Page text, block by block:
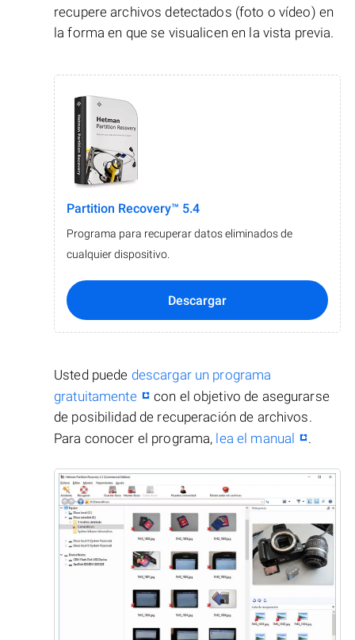
recupere archivos detectados (foto o vídeo) en
la forma en que se visualicen en la vista previa.
Partition Recovery™ 5.4
Programa para recuperar datos eliminados de
cualquier dispositivo.
Descargar
Usted puede descargar un programa
gratuitamente
con el objetivo de asegurarse
de posibilidad de recuperación de archivos.
Para conocer el programa, lea el manual .